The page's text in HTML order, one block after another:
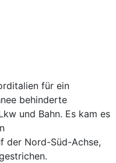
für ein
behinderte
und Bahn. Es kam es
der Nord-Süd-Achse,